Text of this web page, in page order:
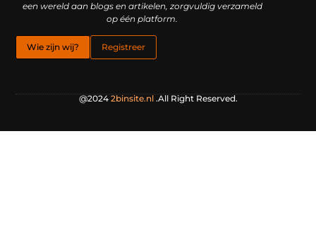
een wereld aan blogs en artikelen, zorgvuldig verzameld
op één platform.
Wie zijn wij? Registreer
@2024 2binsite.nl.All Right Reserved.